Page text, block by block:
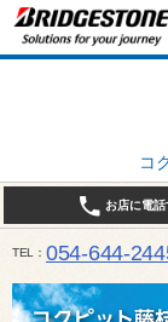
コ
お店に電話
TEL 054-644-